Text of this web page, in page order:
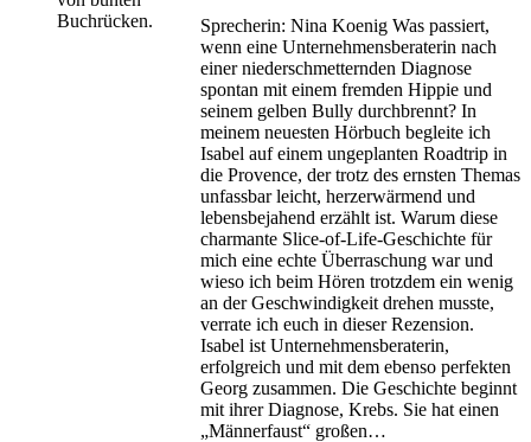
Sprecherin: Nina Koenig Was passiert,
wenn eine Unternehmensberaterin nach
einer niederschmetternden Diagnose
spontan mit einem fremden Hippie und
seinem gelben Bully durchbrennt? In
meinem neuesten Hörbuch begleite ich
Isabel auf einem ungeplanten Roadtrip in
die Provence, der trotz des ernsten Themas
unfassbar leicht, herzerwärmend und
lebensbejahend erzählt ist. Warum diese
charmante Slice-of-Life-Geschichte für
mich eine echte Überraschung war und
wieso ich beim Hören trotzdem ein wenig
an der Geschwindigkeit drehen musste,
verrate ich euch in dieser Rezension.
Isabel ist Unternehmensberaterin,
erfolgreich und mit dem ebenso perfekten
Georg zusammen. Die Geschichte beginnt
mit ihrer Diagnose, Krebs. Sie hat einen
„Männerfaust“ großen…